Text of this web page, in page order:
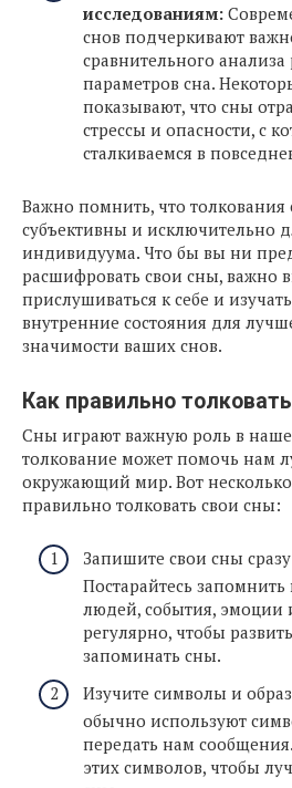
исследованиям:
снов подчеркивают
сравнительного
параметров сна.
показывают, что сны
стрессы и опасности, с
сталкиваемся в
Важно помнить, что толкования
субъективны и исключительно
индивидуума. Что бы вы ни
расшифровать свои сны, важно
прислушиваться к себе и
внутренние состояния для
значимости ваших снов.
Как правильно
Сны играют важную роль в
толкование может помочь нам
окружающий мир. Вот несколько
правильно толковать свои сны:
Запишите свои сны
Постарайтесь запомнить
людей, события, эмоции
регулярно, чтобы
запоминать сны.
Изучите символы и
обычно используют
передать нам
этих символов, чтобы